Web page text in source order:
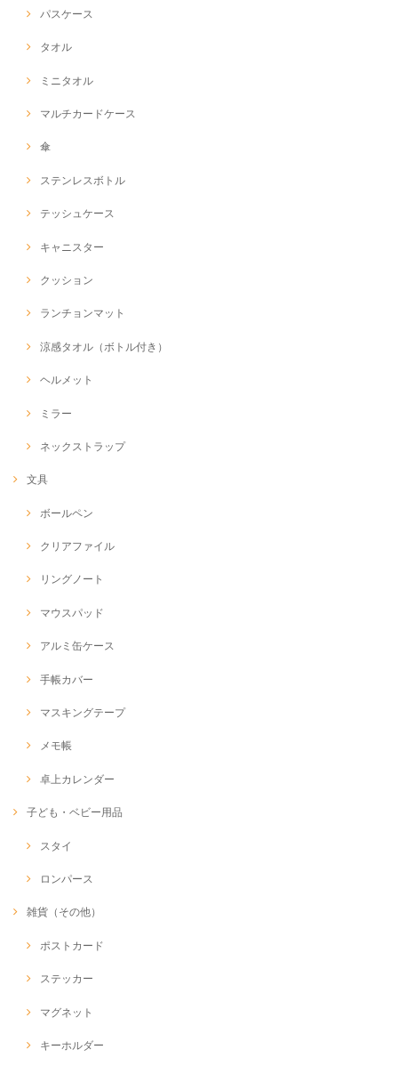
パスケース
タオル
ミニタオル
マルチカードケース
傘
ステンレスボトル
テッシュケース
キャニスター
クッション
ランチョンマット
涼感タオル（ボトル付き）
ヘルメット
ミラー
ネックストラップ
文具
ボールペン
クリアファイル
リングノート
マウスパッド
アルミ缶ケース
手帳カバー
マスキングテープ
メモ帳
卓上カレンダー
子ども・ベビー用品
スタイ
ロンパース
雑貨（その他）
ポストカード
ステッカー
マグネット
キーホルダー